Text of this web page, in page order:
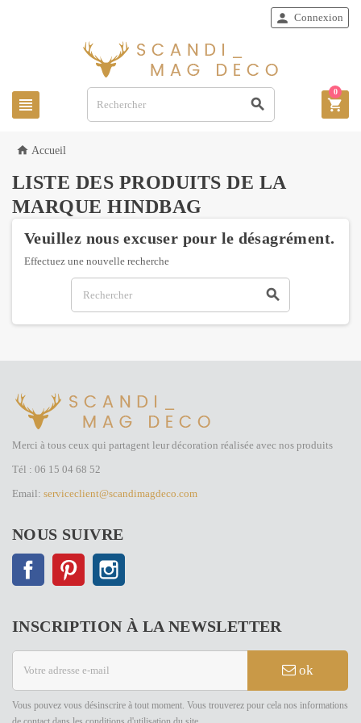
 
 Connexion

0
 Accueil
LISTE DES PRODUITS DE LA
MARQUE HINDBAG
Veuillez nous excuser pour le désagrément.
Effectuez une nouvelle recherche

Merci à tous ceux qui partagent leur décoration réalisée avec nos produits
Tél : 06 15 04 68 52
Email: serviceclient@scandimagdeco.com
NOUS SUIVRE
Facebook Pinterest
INSCRIPTION À LA NEWSLETTER
ok
Vous pouvez vous désinscrire à tout moment. Vous trouverez pour cela nos informations